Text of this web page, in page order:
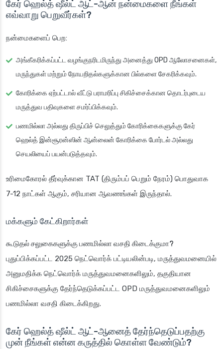
கேர் ஹெல்த் ஷீல்ட் ஆட்-ஆன் நன்மைகளை நீங்கள்
எவ்வாறு பெறுவீர்கள்?
நன்மைகளைப் பெற:
அங்கீகரிக்கப்பட்ட வழங்குநரிடமிருந்து அனைத்து OPD ஆலோசனைகள்,
மருந்துகள் மற்றும் நோயறிதல்களுக்கான பில்களை சேகரிக்கவும்.
கோரிக்கை ஏற்பட்டால் வீட்டு பராமரிப்பு சிகிச்சைக்கான தொடர்புடைய
மருத்துவ பதிவுகளை சமர்ப்பிக்கவும்.
பணமில்லா அல்லது திருப்பிச் செலுத்தும் கோரிக்கைகளுக்கு கேர்
ஹெல்த் இன்சூரன்ஸின் ஆன்லைன் கோரிக்கை போர்டல் அல்லது
செயலியைப் பயன்படுத்தவும்.
உரிமைகோரல் தீர்வுக்கான TAT (திரும்பப் பெறும் நேரம்) பொதுவாக
7-12 நாட்கள் ஆகும், சரியான ஆவணங்கள் இருந்தால்.
மக்களும் கேட்கிறார்கள்
கூடுதல் சலுகைகளுக்கு பணமில்லா வசதி கிடைக்குமா?
புதுப்பிக்கப்பட்ட 2025 நெட்வொர்க் பட்டியலின்படி, மருத்துவமனையில்
அனுமதிக்க நெட்வொர்க் மருத்துவமனைகளிலும், தகுதியான
சிகிச்சைகளுக்கு தேர்ந்தெடுக்கப்பட்ட OPD மருத்துவமனைகளிலும்
பணமில்லா வசதி கிடைக்கிறது.
கேர் ஹெல்த் ஷீல்ட் ஆட்-ஆனைத் தேர்ந்தெடுப்பதற்கு
முன் நீங்கள் என்ன கருத்தில் கொள்ள வேண்டும்?